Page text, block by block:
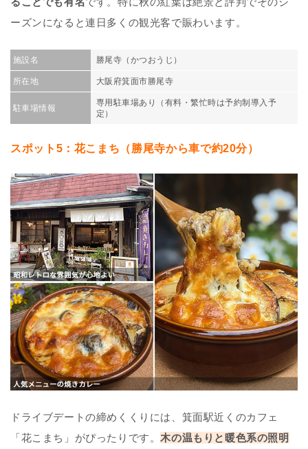
ーズンになると連日多くの観光客で賑わいます。
施設名 勝尾寺（かつおうじ）
所在地 大阪府箕面市勝尾寺
駐車場情報
専用駐車場あり（有料・繁忙時は予約制導入予
定）
スポット5：花こまち（勝尾寺から車で約20分）
ドライブデートの締めくくりには、箕面駅近くのカフェ
「花こまち」がぴったりです。木の温もりと暖色系の照明